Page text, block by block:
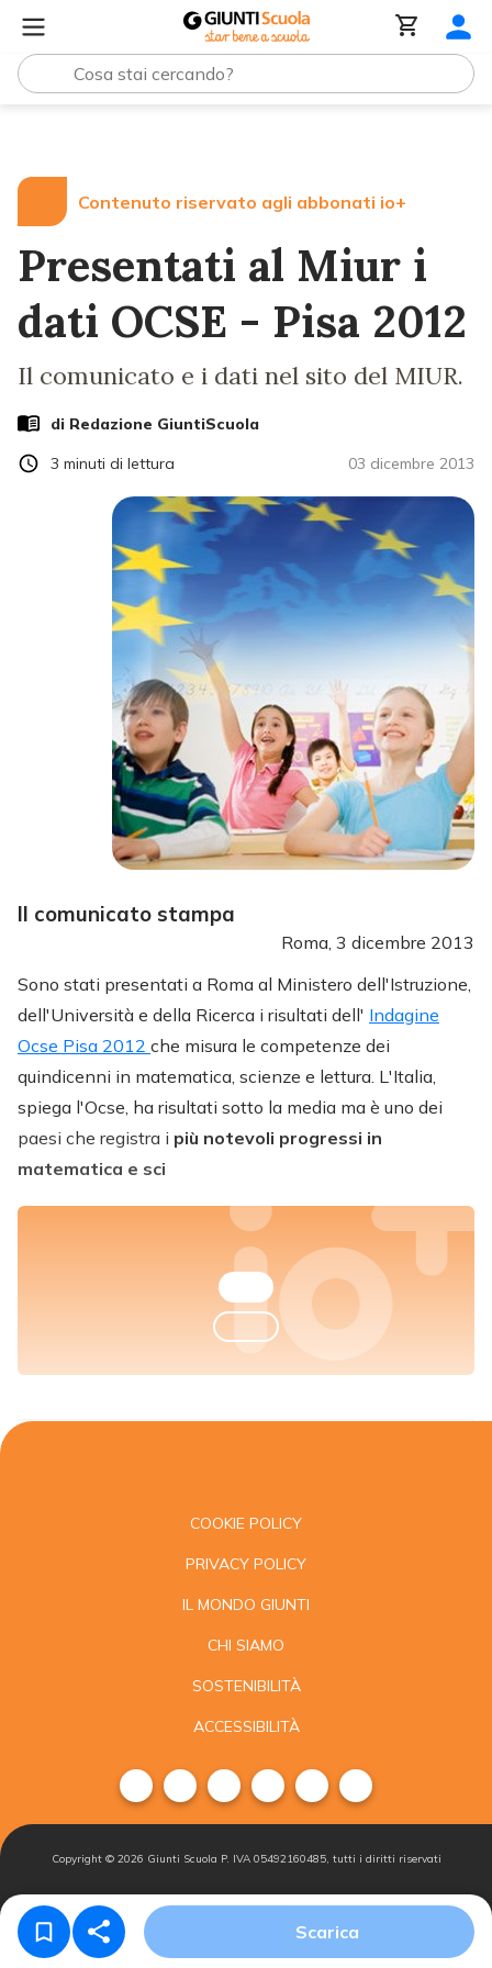
Contenuto riservato agli abbonati io+
Presentati al Miur i
dati OCSE - Pisa 2012
Il comunicato e i dati nel sito del MIUR.
di Redazione GiuntiScuola
03 dicembre 2013
3 minuti di lettura
Il comunicato stampa
Roma, 3 dicembre 2013
Sono stati presentati a Roma al Ministero dell'Istruzione,
dell'Università e della Ricerca i risultati dell' Indagine
Ocse Pisa 2012 che misura le competenze dei
quindicenni in matematica, scienze e lettura. L'Italia,
spiega l'Ocse, ha risultati sotto la media ma è uno dei
paesi che registra i più notevoli progressi in
matematica e sci
Scarica
COOKIE POLICY
PRIVACY POLICY
IL MONDO GIUNTI
CHI SIAMO
SOSTENIBILITÀ
ACCESSIBILITÀ
Copyright © 2026 Giunti Scuola P. IVA 05492160485, tutti i diritti riservati
Condizioni di
vendita
Gestisci i
Iscriviti alla
newsletter